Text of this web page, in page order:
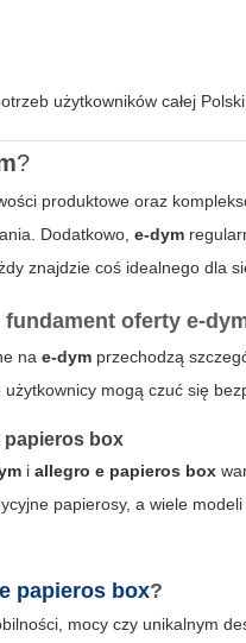
użytkowników całej Polski.
?
produktowe oraz
Dodatkowo,e-dym
znajdzie coś idealnego dla
fundament ofertye-
nae-dym przechodzą
mogą czuć się
papieros box
iallegro e papieros box
papierosy, a wiele
papieros box?
mocy czy unikalnym